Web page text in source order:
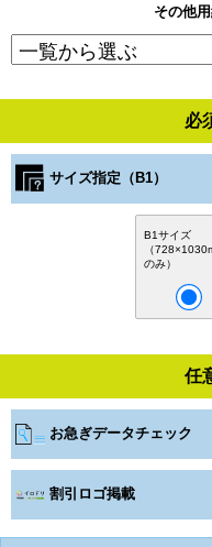
その他
必
サイズ指定（B1）
B1サイズ
（
のみ）
任
お急ぎデータチェック
割引ロゴ掲載